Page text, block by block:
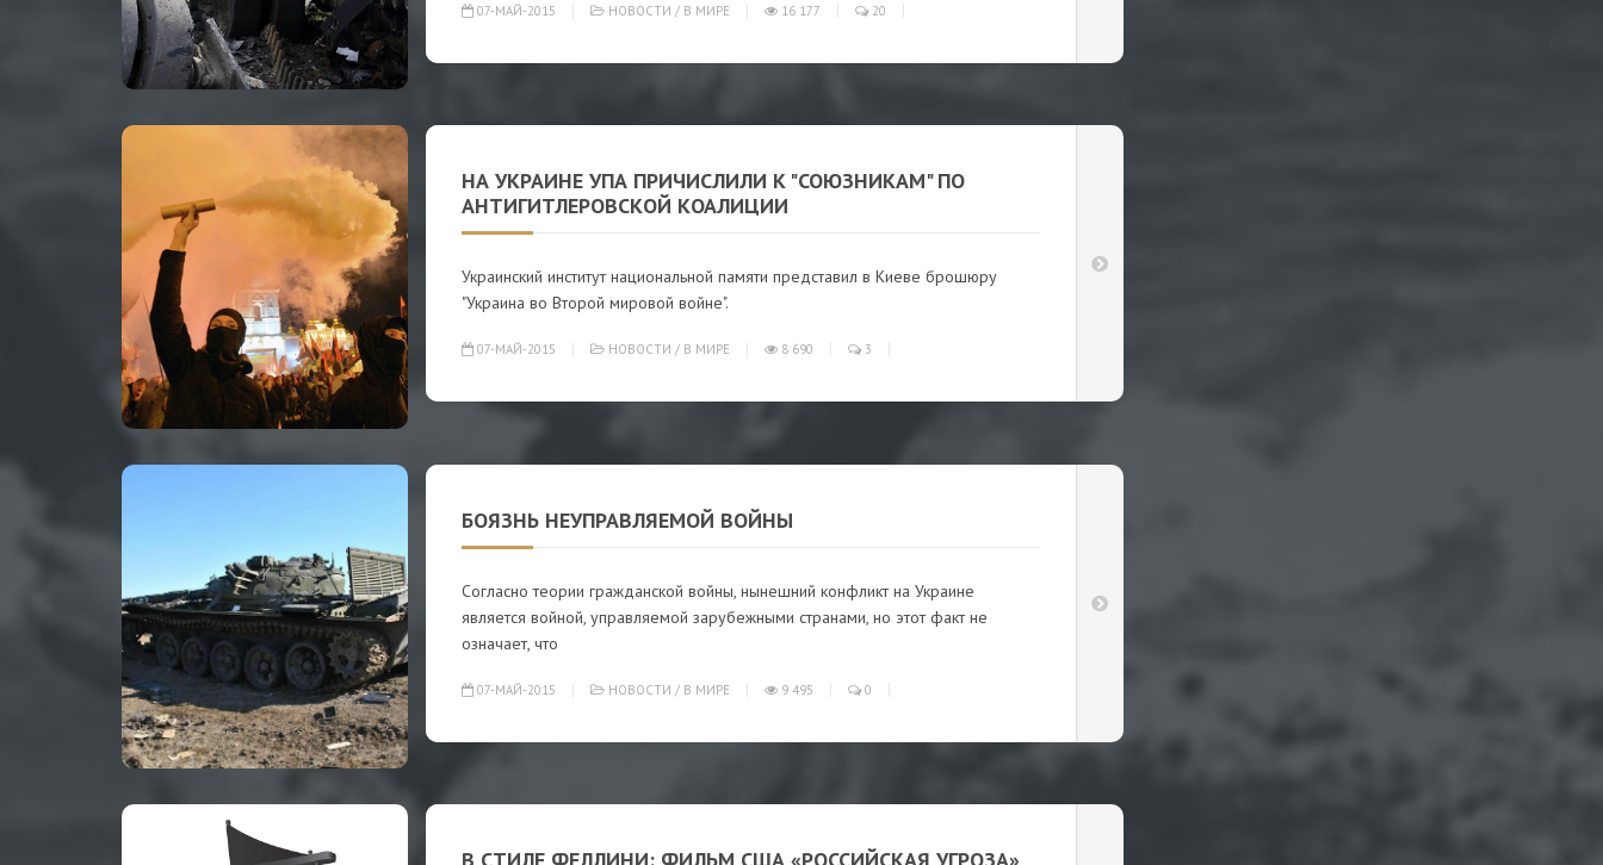
07-МАЙ-2015 НОВОСТИ / В МИРЕ 16 177 20
НА УКРАИНЕ УПА ПРИЧИСЛИЛИ К "СОЮЗНИКАМ" ПО
АНТИГИТЛЕРОВСКОЙ КОАЛИЦИИ
Украинский институт национальной памяти представил в Киеве брошюру
"Украина во Второй мировой войне".
07-МАЙ-2015 НОВОСТИ / В МИРЕ 8 690 3
БОЯЗНЬ НЕУПРАВЛЯЕМОЙ ВОЙНЫ
Согласно теории гражданской войны, нынешний конфликт на Украине
является войной, управляемой зарубежными странами, но этот факт не
означает, что
07-МАЙ-2015 НОВОСТИ / В МИРЕ 9 495 0
В СТИЛЕ ФЕЛЛИНИ: ФИЛЬМ США «РОССИЙСКАЯ УГРОЗА»